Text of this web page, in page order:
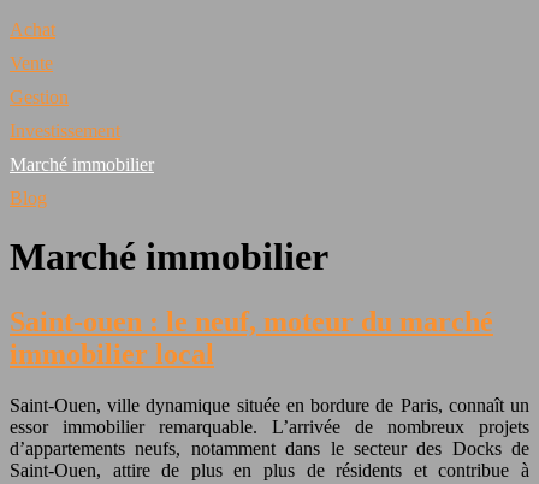
Achat
Vente
Gestion
Investissement
Marché immobilier
Blog
Marché immobilier
Saint-ouen : le neuf, moteur du marché
immobilier local
Saint-Ouen, ville dynamique située en bordure de Paris, connaît un
essor immobilier remarquable. L’arrivée de nombreux projets
d’appartements neufs, notamment dans le secteur des Docks de
Saint-Ouen, attire de plus en plus de résidents et contribue à